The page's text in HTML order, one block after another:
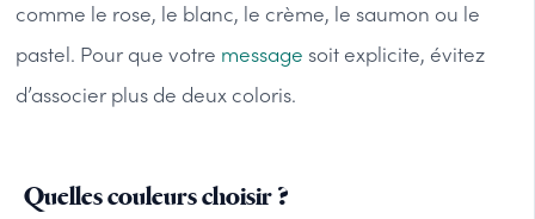
comme le rose, le blanc, le crème, le saumon ou le
pastel. Pour que votre message soit explicite, évitez
d’associer plus de deux coloris.
Quelles couleurs choisir ?